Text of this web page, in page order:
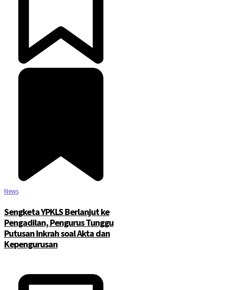
News
Sengketa YPKLS Berlanjut ke
Pengadilan, Pengurus Tunggu
Putusan Inkrah soal Akta dan
Kepengurusan